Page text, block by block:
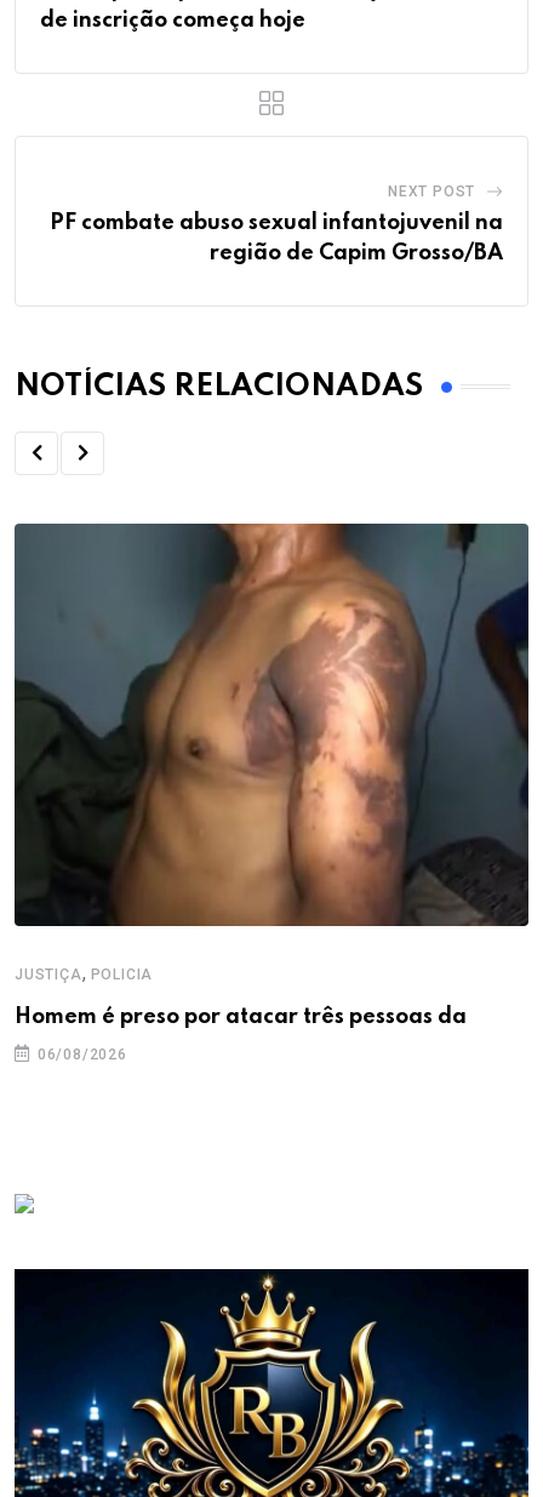
de inscrição começa hoje
NEXT POST
PF combate abuso sexual infantojuvenil na
região de Capim Grosso/BA
NOTÍCIAS RELACIONADAS
JUSTIÇA, POLICIA
Homem é preso por atacar três pessoas da
06/08/2026